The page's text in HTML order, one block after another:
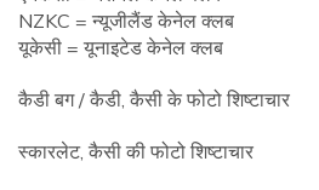
NZKC = न्यूजीलैंड केनेल क्लब
यूकेसी = यूनाइटेड केनेल क्लब
कैडी बग / कैडी, कैसी के फोटो शिष्टाचार
स्कारलेट, कैसी की फोटो शिष्टाचार